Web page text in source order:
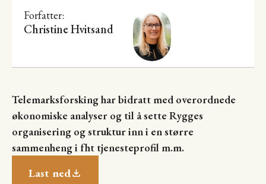
Forfatter:
Christine Hvitsand
Telemarksforsking har bidratt med overordnede
økonomiske analyser og til å sette Rygges
organisering og struktur inn i en større
sammenheng i fht tjenesteprofil m.m.
Last ned